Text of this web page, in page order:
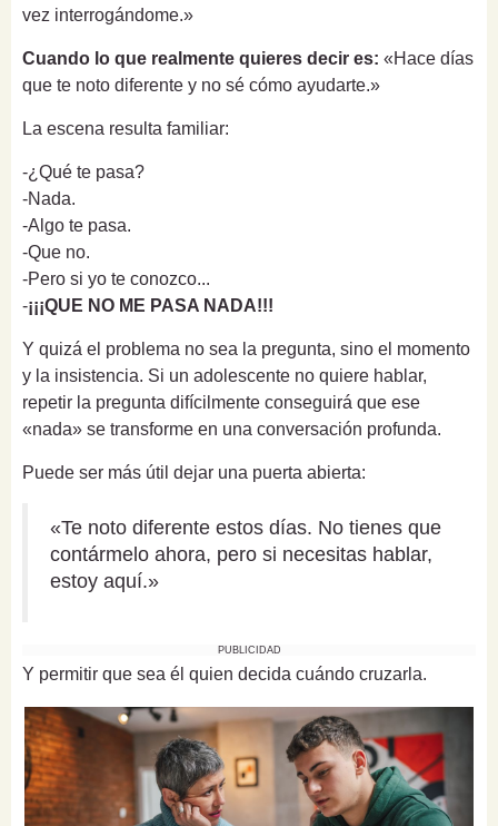
vez interrogándome.»
Cuando lo que realmente quieres decir es: «Hace días
que te noto diferente y no sé cómo ayudarte.»
La escena resulta familiar:
-¿Qué te pasa?
-Nada.
-Algo te pasa.
-Que no.
-Pero si yo te conozco...
-¡¡¡QUE NO ME PASA NADA!!!
Y quizá el problema no sea la pregunta, sino el momento
y la insistencia. Si un adolescente no quiere hablar,
repetir la pregunta difícilmente conseguirá que ese
«nada» se transforme en una conversación profunda.
Puede ser más útil dejar una puerta abierta:
«Te noto diferente estos días. No tienes que
contármelo ahora, pero si necesitas hablar,
estoy aquí.»
PUBLICIDAD
Y permitir que sea él quien decida cuándo cruzarla.